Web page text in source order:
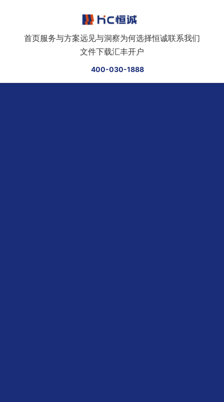
首页服务与方案远见与洞察为何选择恒诚联系我们
文件下载汇丰开户
400-030-1888